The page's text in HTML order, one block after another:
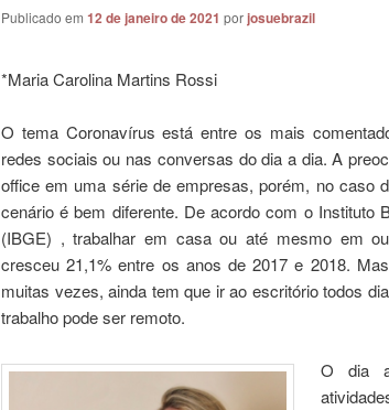
Publicado em 12 de janeiro de 2021 porjosuebrazil
*Maria Carolina Martins Rossi
O tema Coronavírus está entre os mais
redes sociais ou nas conversas do dia a dia. A
office em uma série de empresas, porém, no caso
cenário é bem diferente. De acordo com o Instituto
(IBGE) , trabalhar em casa ou até mesmo em
cresceu 21,1% entre os anos de 2017 e 2018.
muitas vezes, ainda tem que ir ao escritório todos
trabalho pode ser remoto.
O dia